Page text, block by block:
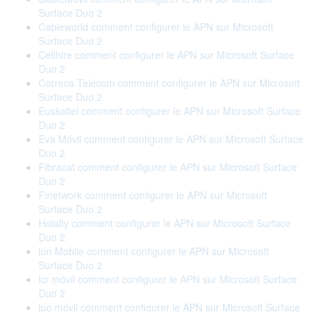
Surface Duo 2
Cableworld comment configurer le APN sur Microsoft
Surface Duo 2
Cellhire comment configurer le APN sur Microsoft Surface
Duo 2
Correos Telecom comment configurer le APN sur Microsoft
Surface Duo 2
Euskaltel comment configurer le APN sur Microsoft Surface
Duo 2
Eva Móvil comment configurer le APN sur Microsoft Surface
Duo 2
Fibracat comment configurer le APN sur Microsoft Surface
Duo 2
Finetwork comment configurer le APN sur Microsoft
Surface Duo 2
Holafly comment configurer le APN sur Microsoft Surface
Duo 2
ion Mobile comment configurer le APN sur Microsoft
Surface Duo 2
lcr móvil comment configurer le APN sur Microsoft Surface
Duo 2
ipo móvil comment configurer le APN sur Microsoft Surface